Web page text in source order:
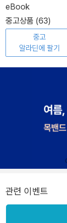
eBook
중고상품 (63)
중고
알라딘에 팔기
관련 이벤트